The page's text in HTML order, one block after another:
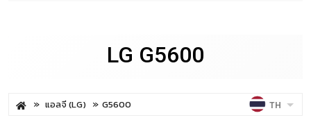
LG G5600
แอลจี (LG) G5600 TH